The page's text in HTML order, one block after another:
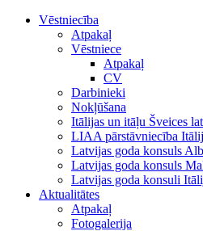
Vēstniecība
Atpakaļ
Vēstniece
Atpakaļ
CV
Darbinieki
Nokļūšana
Itālijas un itāļu Šveices
LIAA pārstāvniecība
Latvijas goda konsuls
Latvijas goda konsuls
Latvijas goda konsuli
Aktualitātes
Atpakaļ
Fotogalerija